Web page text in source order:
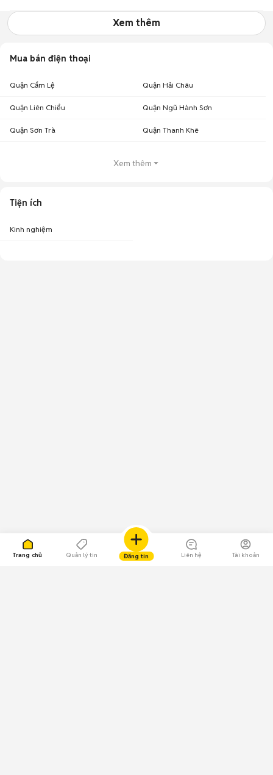
Trang chủ Quản lý tin Đăng tin Liên hệ Tài khoản
Xem thêm
Mua bán điện thoại
Quận Cẩm Lệ Quận Hải Châu
Quận Liên Chiểu Quận Ngũ Hành Sơn
Quận Sơn Trà Quận Thanh Khê
Xem thêm
Tiện ích
Kinh nghiệm